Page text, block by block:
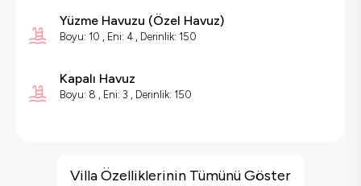
Yüzme Havuzu (Özel Havuz)
Boyu: 10 , Eni: 4 , Derinlik: 150
Kapalı Havuz
Boyu: 8 , Eni: 3 , Derinlik: 150
Villa Özelliklerinin Tümünü Göster